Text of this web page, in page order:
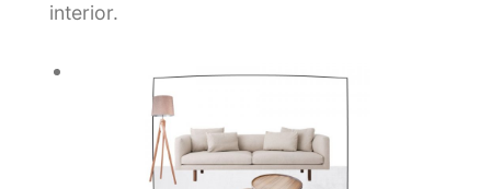
interior.